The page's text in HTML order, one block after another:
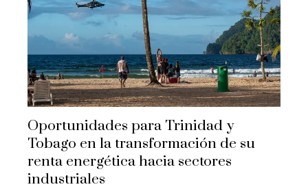
Oportunidades para Trinidad y
Tobago en la transformación de su
renta energética hacia sectores
industriales